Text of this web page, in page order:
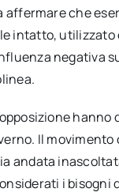
affermare che
intatto, utilizzato
negativa
hanno
Il movimento
andata
i bisogni